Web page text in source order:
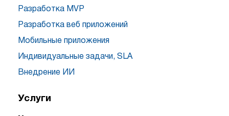
Разработка MVP
Разработка веб приложений
Мобильные приложения
Индивидуальные задачи, SLA
Внедрение ИИ
Услуги